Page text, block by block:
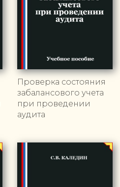
Проверка состояния
забалансового учета
при проведении
аудита